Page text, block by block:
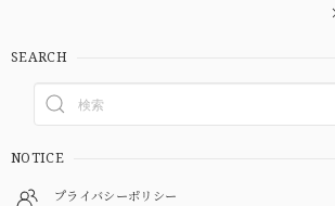
SEARCH
NOTICE
プライバシーポリシー